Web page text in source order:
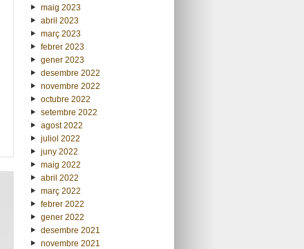
maig 2023
abril 2023
març 2023
febrer 2023
gener 2023
desembre 2022
novembre 2022
octubre 2022
setembre 2022
agost 2022
juliol 2022
juny 2022
maig 2022
abril 2022
març 2022
febrer 2022
gener 2022
desembre 2021
novembre 2021